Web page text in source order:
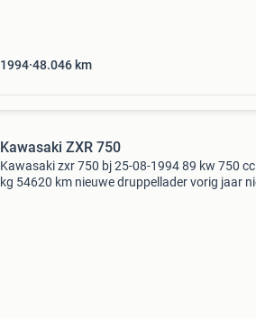
1994 48.046 km
Kawasaki ZXR 750
Kawasaki zxr 750 bj 25-08-1994 89 kw 750
kg 54620 km nieuwe druppellader vorig jaar